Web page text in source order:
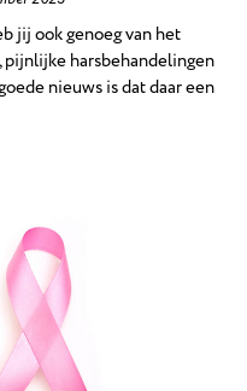
jij ook genoeg van het
harsbehandelingen
nieuws is dat daar een